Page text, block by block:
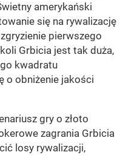
amerykański
się na rywalizację
pierwszego
Grbicia jest tak duża,
kwadratu
o obniżenie jakości
gry o złoto
zagrania Grbicia
losy rywalizacji,